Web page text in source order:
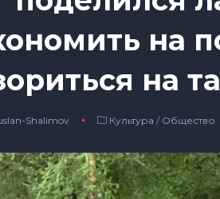
на
на
Shalimov Культура / Общество